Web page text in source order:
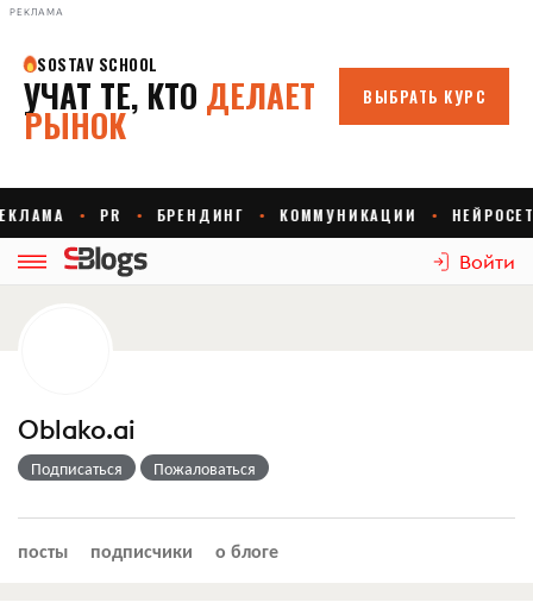
РЕКЛАМА
Войти
Oblako.ai
Подписаться Пожаловаться
посты подписчики о блоге